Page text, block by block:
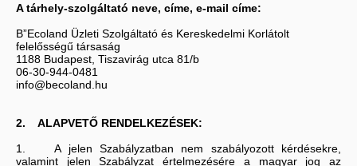
A tárhely-szolgáltató neve, címe, e-mail címe:
B”Ecoland Üzleti Szolgáltató és Kereskedelmi Korlátolt
felelősségű társaság
1188 Budapest, Tiszavirág utca 81/b
06-30-944-0481
info@becoland.hu
2. ALAPVETŐ RENDELKEZÉSEK:
1. A jelen Szabályzatban nem szabályozott kérdésekre,
valamint jelen Szabályzat értelmezésére a magyar jog az